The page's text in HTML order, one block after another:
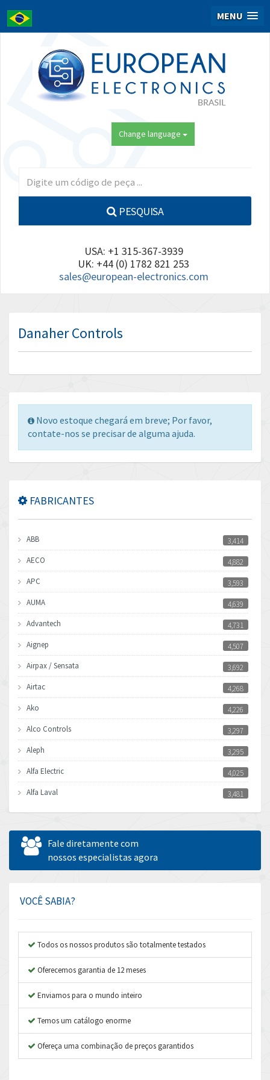
MENU
Change language
PESQUISA
USA: +1 315-367-3939
UK: +44 (0) 1782 821 253
sales@european-electronics.com
Danaher Controls
Novo estoque chegará em breve; Por favor,
contate-nos se precisar de alguma ajuda.
FABRICANTES
ABB
3,414
AECO
4,882
APC
3,593
AUMA
4,639
Advantech
4,731
Aignep
4,507
Airpax / Sensata
3,692
Airtac
4,268
Ako
4,226
Alco Controls
3,297
Aleph
3,295
Alfa Electric
4,025
Alfa Laval
3,481
Allen Bradley
4,544
Allen West
Amperite
Amplicon Liveline
Apex Dynamics
Asco Numatics
Atos
4,205
Aventics
B&R
Fale diretamente com
nossos especialistas agora
VOCÊ SABIA?
Todos os nossos produtos são totalmente testados
Oferecemos garantia de 12 meses
Enviamos para o mundo inteiro
Temos um catálogo enorme
Ofereça uma combinação de preços garantidos